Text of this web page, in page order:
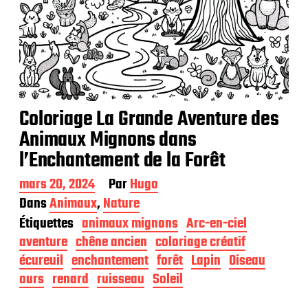
Coloriage La Grande Aventure des
Animaux Mignons dans
l’Enchantement de la Forêt
D
a
t
e
d
e
p
u
b
mars 20, 2024 ParHugo
DansAnimaux,Nature
Étiquettes animaux mignons Arc-en-ciel
aventure chêne ancien coloriage créatif
écureuil enchantement forêt Lapin Oiseau
ours renard ruisseau Soleil